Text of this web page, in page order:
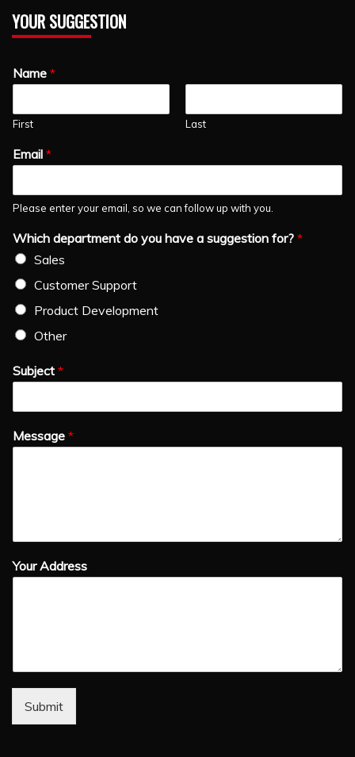
YOUR SUGGESTION
Name *
First Last
Email *
Please enter your email, so we can follow up with you.
Which department do you have a suggestion for? *
Sales
Customer Support
Product Development
Other
Subject *
Message *
Your Address
Submit